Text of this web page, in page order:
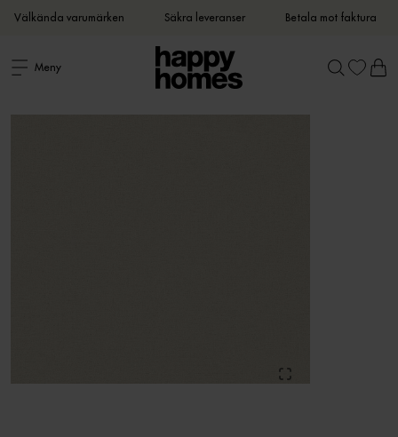
Välkända varumärken Säkra leveranser Betala mot faktura
Meny